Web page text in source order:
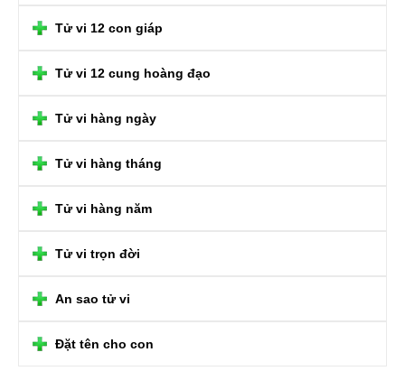
Tử vi 12 con giáp
Tử vi 12 cung hoàng đạo
Tử vi hàng ngày
Tử vi hàng tháng
Tử vi hàng năm
Tử vi trọn đời
An sao tử vi
Đặt tên cho con